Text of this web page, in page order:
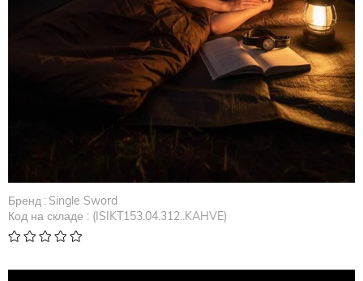
Бренд : Single Sword
Код на складе
(ISIKT153.04.312..KAHVE)